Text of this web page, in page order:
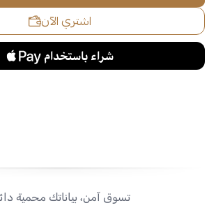
اشتري الآن
تسوق آمن، بياناتك محمية